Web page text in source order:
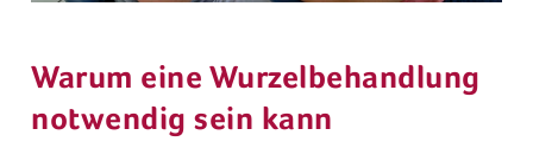
Warum eine Wurzelbehandlung
notwendig sein kann